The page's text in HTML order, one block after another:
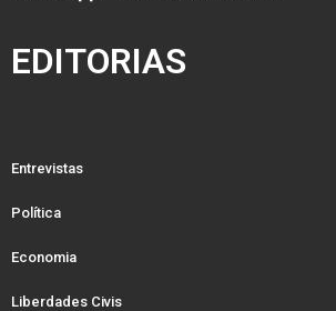
EDITORIAS
Entrevistas
Política
Economia
Liberdades Civis